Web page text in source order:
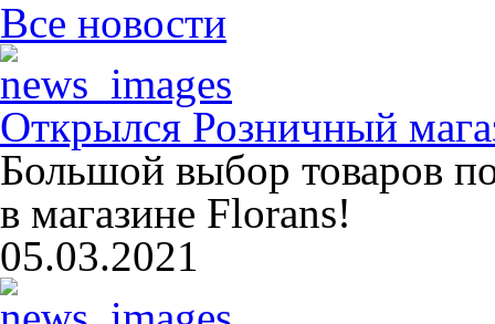
Все новости
Открылся Розничный
Большой выбор товаров
в магазине Florans!
05.03.2021